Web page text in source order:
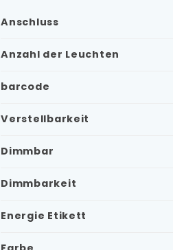
Anschluss
Anzahl der Leuchten
barcode
Verstellbarkeit
Dimmbar
Dimmbarkeit
Energie Etikett